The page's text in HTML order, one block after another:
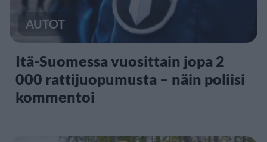
AUTOT
Itä-Suomessa vuosittain jopa 2
000 rattijuopumusta – näin poliisi
kommentoi